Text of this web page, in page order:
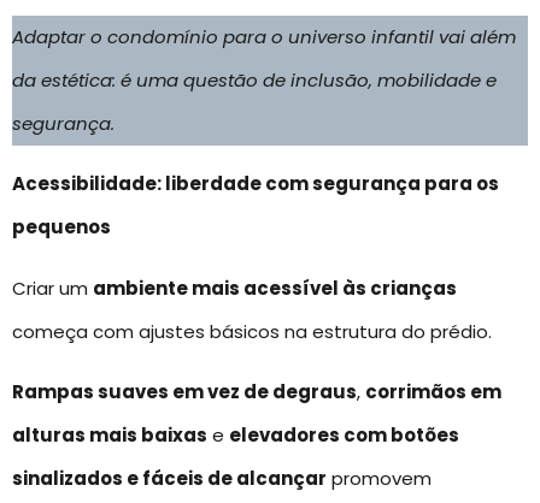
Adaptar o condomínio para o universo infantil vai além
da estética: é uma questão de inclusão, mobilidade e
segurança.
Acessibilidade: liberdade com segurança para os
pequenos
Criar um ambiente mais acessível às crianças
começa com ajustes básicos na estrutura do prédio.
Rampas suaves em vez de degraus, corrimãos em
alturas mais baixas e elevadores com botões
sinalizados e fáceis de alcançar promovem